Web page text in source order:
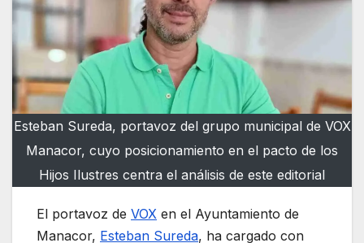
Esteban Sureda, portavoz del grupo municipal de VOX
Manacor, cuyo posicionamiento en el pacto de los
Hijos Ilustres centra el análisis de este editorial
El portavoz de VOX en el Ayuntamiento de
Manacor, Esteban Sureda, ha cargado con